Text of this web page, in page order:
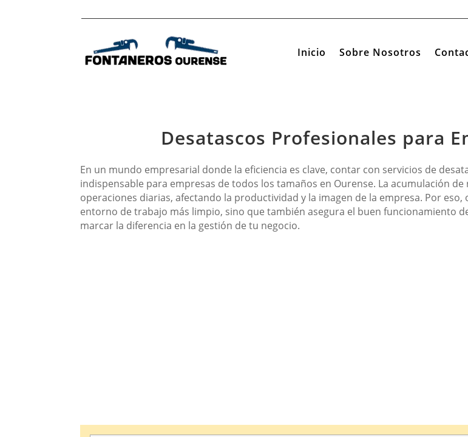
Inicio Sobre Nosotros
Desatascos Profesionales para
En un mundo empresarial donde la eficiencia es clave, contar con servicios de
indispensable para empresas de todos los tamaños en Ourense. La acumulación
operaciones diarias, afectando la productividad y la imagen de la empresa. Por
entorno de trabajo más limpio, sino que también asegura el buen funcionamiento
marcar la diferencia en la gestión de tu negocio.